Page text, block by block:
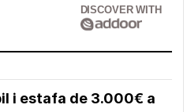
DISCOVER WITH
i estafa de 3.000€ a